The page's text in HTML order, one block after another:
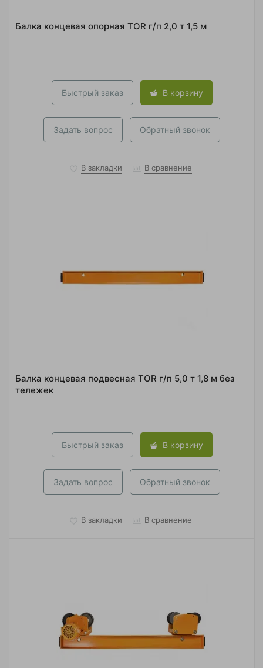
Балка концевая опорная TOR г/п 2,0 т 1,5 м
Быстрый заказ В корзину
Задать вопрос Обратный звонок
В закладки В сравнение
Балка концевая подвесная TOR г/п 5,0 т 1,8 м без
тележек
Быстрый заказ В корзину
Задать вопрос Обратный звонок
В закладки В сравнение